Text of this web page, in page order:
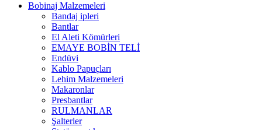
Bobinaj Malzemeleri
Bandaj ipleri
Bantlar
El Aleti Kömürleri
EMAYE BOBİN TELİ
Endüvi
Kablo Papuçları
Lehim Malzemeleri
Makaronlar
Presbantlar
RULMANLAR
Şalterler